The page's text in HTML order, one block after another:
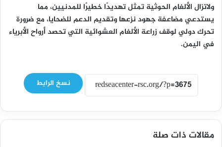
ولاتزال الألغام الحوثية تمثل تهديدًا خطيرًا للمدنيين، مما
يستدعي مضاعفة جهود نزعها وتقديم الدعم للضحايا، مع ضرورة
تحرك دولي لوقف زراعة الألغام العشوائية التي تحصد أرواح الأبرياء
في اليمن.
نسخ الرابط
مقالات ذات صلة